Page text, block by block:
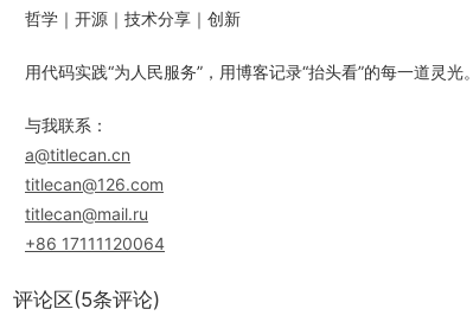
哲学｜开源｜技术分享｜创新
用代码实践“为人民服务”，用博客记录“抬头看”的每一道灵光
与我联系：
a@titlecan.cn
titlecan@126.com
titlecan@mail.ru
+86 17111120064
评论区(5条评论)